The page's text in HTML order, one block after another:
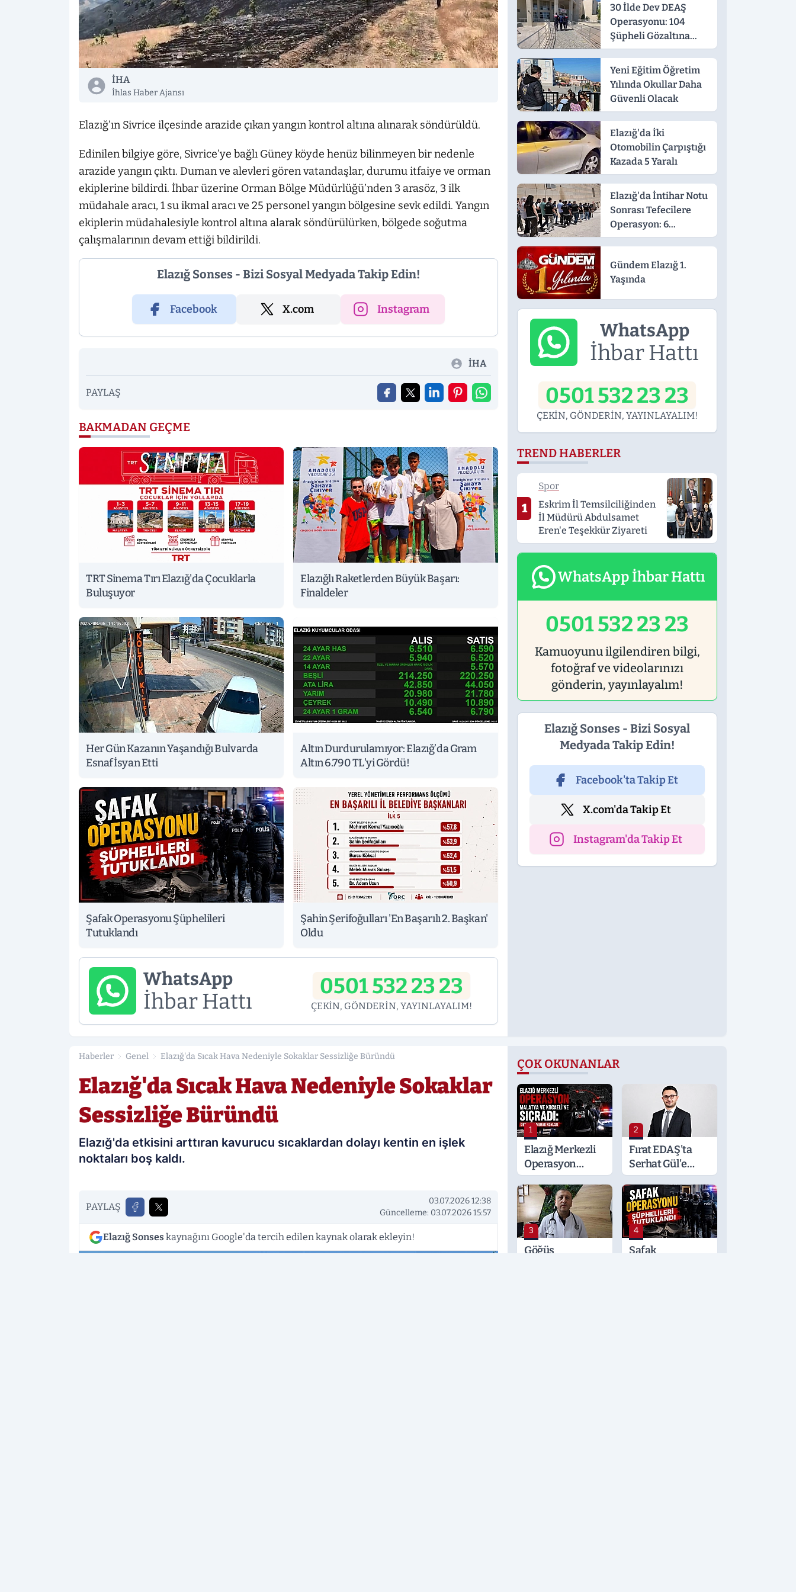
İHA
İhlas Haber Ajansı
Elazığ’ın Sivrice ilçesinde arazide çıkan yangın kontrol altına alınarak söndürüldü.
Edinilen bilgiye göre, Sivrice’ye bağlı Güney köyde henüz bilinmeyen bir nedenle
arazide yangın çıktı. Duman ve alevleri gören vatandaşlar, durumu itfaiye ve orman
ekiplerine bildirdi. İhbar üzerine Orman Bölge Müdürlüğü’nden 3 arasöz, 3 ilk
müdahale aracı, 1 su ikmal aracı ve 25 personel yangın bölgesine sevk edildi. Yangın
ekiplerin müdahalesiyle kontrol altına alarak söndürülürken, bölgede soğutma
çalışmalarının devam ettiği bildirildi.
Elazığ Sonses - Bizi Sosyal Medyada Takip Edin!
Facebook X.com Instagram
İHA
PAYLAŞ
BAKMADAN GEÇME
TRT Sinema Tırı Elazığ'da Çocuklarla
Buluşuyor
Elazığlı Raketlerden Büyük Başarı:
Finaldeler
Her Gün Kazanın Yaşandığı Bulvarda
Esnaf İsyan Etti
Altın Durdurulamıyor: Elazığ’da Gram
Altın 6.790 TL'yi Gördü!
Şafak Operasyonu Şüphelileri
Tutuklandı
Şahin Şerifoğulları 'En Başarılı 2. Başkan'
Oldu
WhatsApp
İhbar Hattı
0501 532 23 23
ÇEKİN, GÖNDERİN, YAYINLAYALIM!
30 İlde Dev DEAŞ
Operasyonu: 104
Şüpheli Gözaltına
Alındı
Yeni Eğitim Öğretim
Yılında Okullar Daha
Güvenli Olacak
Elazığ'da İki
Otomobilin Çarpıştığı
Kazada 5 Yaralı
Elazığ'da İntihar Notu
Sonrası Tefecilere
Operasyon: 6
Tutuklama
Gündem Elazığ 1.
Yaşında
WhatsApp
İhbar Hattı
0501 532 23 23
ÇEKİN, GÖNDERİN, YAYINLAYALIM!
TREND HABERLER
1
Spor
Eskrim İl Temsilciliğinden
İl Müdürü Abdulsamet
Eren'e Teşekkür Ziyareti
WhatsApp İhbar Hattı
0501 532 23 23
Kamuoyunu ilgilendiren bilgi,
fotoğraf ve videolarınızı
gönderin, yayınlayalım!
Elazığ Sonses - Bizi Sosyal
Medyada Takip Edin!
Facebook'ta Takip Et
X.com'da Takip Et
Instagram'da Takip Et
Haberler Genel Elazığ'da Sıcak Hava Nedeniyle Sokaklar Sessizliğe Büründü
Elazığ'da Sıcak Hava Nedeniyle Sokaklar
Sessizliğe Büründü
Elazığ'da etkisini arttıran kavurucu sıcaklardan dolayı kentin en işlek
noktaları boş kaldı.
PAYLAŞ
03.07.2026 12:38
Güncelleme: 03.07.2026 15:57
Elazığ Sonses kaynağını Google'da tercih edilen kaynak olarak ekleyin!
ÇOK OKUNANLAR
1
Elazığ Merkezli
Operasyon
Malatya ve
Kocaeli’ne
Sıçradı: Detaylar
Merak Konusu
2
Fırat EDAŞ'ta
Serhat Gül'e
Önemli Görev
3
Göğüs
4
Şafak